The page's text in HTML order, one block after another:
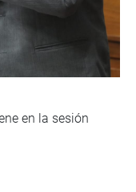
en la sesión